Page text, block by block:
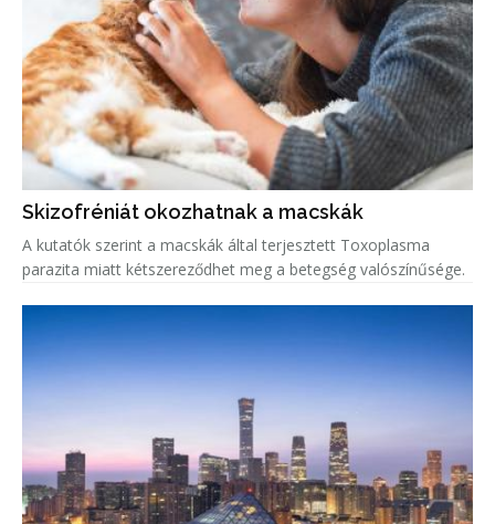
Skizofréniát okozhatnak a macskák
A kutatók szerint a macskák által terjesztett Toxoplasma
parazita miatt kétszereződhet meg a betegség valószínűsége.